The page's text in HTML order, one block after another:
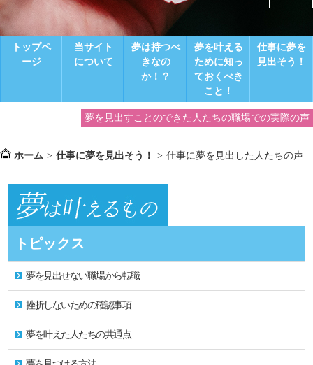
トップペ
ージ
当サイト
について
夢は持つべ
きなの
か！？
夢を叶える
ために知っ
ておくべき
こと！
仕事に夢を
見出そう！
夢を見出すことのできた人たちの職場での実際の声
ホーム > 仕事に夢を見出そう！ > 仕事に夢を見出した人たちの声
トピックス
夢を見出せない職場から転職
挫折しないための確認事項
夢を叶えた人たちの共通点